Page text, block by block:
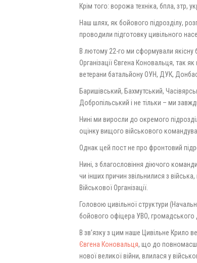
Крім того: ворожа техніка, бпла, зтр,
Наш шлях, як бойового підрозділу,
проводили підготовку цивільного
В лютому 22-го ми сформували якісну
Організації Євгена Коновальця, так
ветерани батальйону ОУН, ДУК,
Баришівський, Бахмутський,
Добропільський і не тільки – ми
Нині ми виросли до окремого
оцінку вищого військового
Однак цей пост не про фронтовий
Нині, з благословіння діючого
чи інших причин звільнилися з
Військової Організації.
Головою цивільної структури
бойового офіцера УВО, громадського
В зв’язку з цим наше Цивільне Крило
Євгена Коновальця, що до
нової великої війни, влилася у